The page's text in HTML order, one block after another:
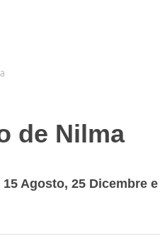
de Nilma
Agosto, 25 Dicembre e